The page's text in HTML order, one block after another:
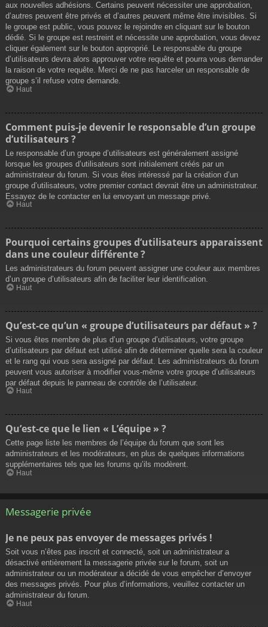
aux nouvelles adhésions. Certains peuvent nécessiter une approbation,
d’autres peuvent être privés et d’autres peuvent même être invisibles. Si
le groupe est public, vous pouvez le rejoindre en cliquant sur le bouton
dédié. Si le groupe est restreint et nécessite une approbation, vous devez
cliquer également sur le bouton approprié. Le responsable du groupe
d’utilisateurs devra alors approuver votre requête et pourra vous demander
la raison de votre requête. Merci de ne pas harceler un responsable de
groupe s’il refuse votre demande.
Haut
Comment puis-je devenir le responsable d’un groupe
d’utilisateurs ?
Le responsable d’un groupe d’utilisateurs est généralement assigné
lorsque les groupes d’utilisateurs sont initialement créés par un
administrateur du forum. Si vous êtes intéressé par la création d’un
groupe d’utilisateurs, votre premier contact devrait être un administrateur.
Essayez de le contacter en lui envoyant un message privé.
Haut
Pourquoi certains groupes d’utilisateurs apparaissent
dans une couleur différente ?
Les administrateurs du forum peuvent assigner une couleur aux membres
d’un groupe d’utilisateurs afin de faciliter leur identification.
Haut
Qu’est-ce qu’un « groupe d’utilisateurs par défaut » ?
Si vous êtes membre de plus d’un groupe d’utilisateurs, votre groupe
d’utilisateurs par défaut est utilisé afin de déterminer quelle sera la couleur
et le rang qui vous sera assigné par défaut. Les administrateurs du forum
peuvent vous autoriser à modifier vous-même votre groupe d’utilisateurs
par défaut depuis le panneau de contrôle de l’utilisateur.
Haut
Qu’est-ce que le lien « L’équipe » ?
Cette page liste les membres de l’équipe du forum que sont les
administrateurs et les modérateurs, en plus de quelques informations
supplémentaires tels que les forums qu’ils modèrent.
Haut
Messagerie privée
Je ne peux pas envoyer de messages privés !
Soit vous n’êtes pas inscrit et connecté, soit un administrateur a
désactivé entièrement la messagerie privée sur le forum, soit un
administrateur ou un modérateur a décidé de vous empêcher d’envoyer
des messages privés. Pour plus d’informations, veuillez contacter un
administrateur du forum.
Haut